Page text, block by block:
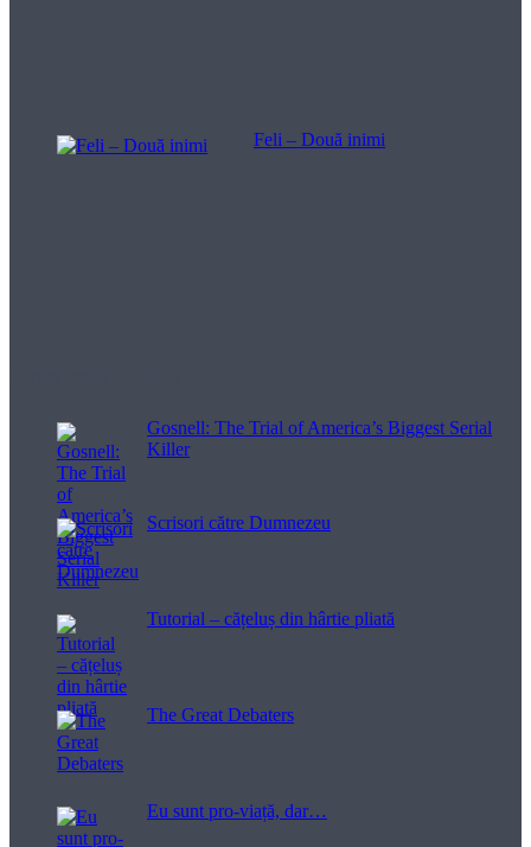
Feli – Două inimi
Gosnell: The Trial of America’s Biggest Serial
Killer
Scrisori către Dumnezeu
Tutorial – cățeluș din hârtie pliată
The Great Debaters
Eu sunt pro-viață, dar…